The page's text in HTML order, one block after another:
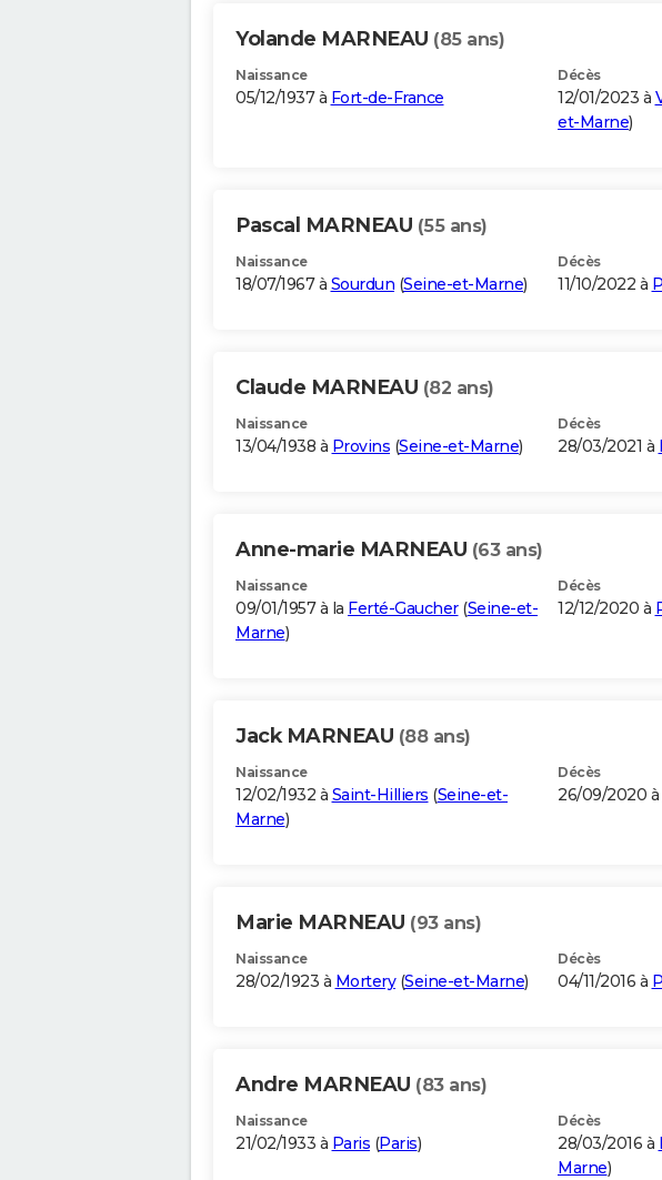
Yolande MARNEAU (85 ans)
Naissance
05/12/1937 à Fort-de-France
Décès
12/01/2023 à
et-Marne)
Pascal MARNEAU (55 ans)
Naissance
18/07/1967 à Sourdun (Seine-et-Marne)
Décès
11/10/2022 à
Claude MARNEAU (82 ans)
Naissance
13/04/1938 à Provins (Seine-et-Marne)
Décès
28/03/2021 à
Anne-marie MARNEAU (63 ans)
Naissance
09/01/1957 à la Ferté-Gaucher(Seine-et-
Marne)
Décès
12/12/2020 à
Jack MARNEAU (88 ans)
Naissance
12/02/1932 à Saint-Hilliers (Seine-et-
Marne)
Décès
26/09/2020 à
Marie MARNEAU (93 ans)
Naissance
28/02/1923 à Mortery(Seine-et-Marne)
Décès
04/11/2016 à
Andre MARNEAU (83 ans)
Naissance
21/02/1933 à Paris (Paris)
Décès
28/03/2016 à
Marne)